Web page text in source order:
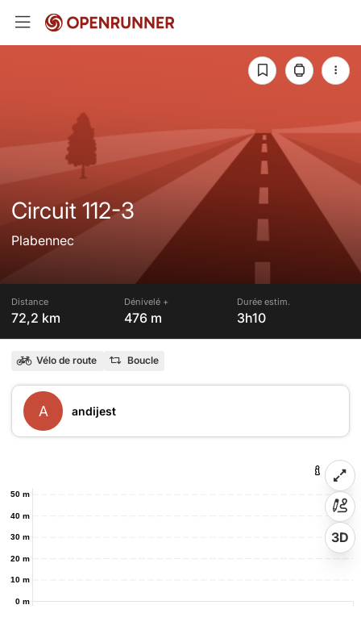
Circuit 112-3
Plabennec
Distance
72,2 km
Dénivelé +
476 m
Durée estim.
3h10
Vélo de route Boucle
A andijest
0 m
10 m
20 m
30 m
40 m
50 m
3D